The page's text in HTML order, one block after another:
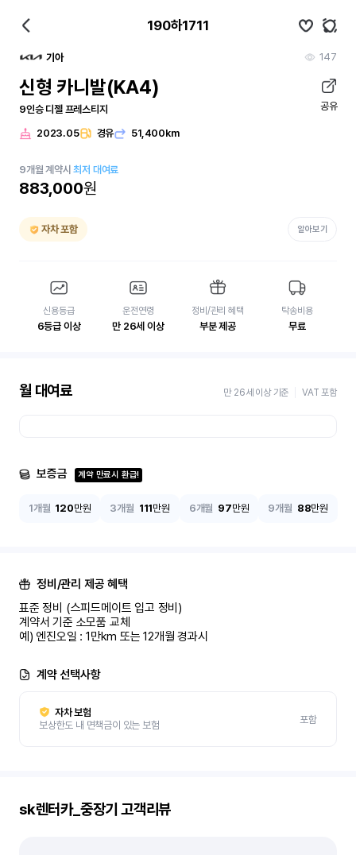
190하1711
기아 147
신형 카니발(KA4)
9인승 디젤 프레스티지 공유
2023.05 경유 51,400km
9개월 계약시최저 대여료
883,000원
자차 포함 알아보기
신용등급
6등급 이상
운전연령
만 26세 이상
정비/관리 혜택
부분 제공
탁송비용
무료
월 대여료 만 26세 이상 기준 VAT 포함
보증금 계약 만료시 환급!
1개월 120만원 3개월 111만원 6개월 97만원 9개월 88만원
정비/관리 제공 혜택
표준 정비 (스피드메이트 입고 정비)
계약서 기준 소모품 교체
예) 엔진오일 : 1만km 또는 12개월 경과시
계약 선택사항
자차 보험
보상한도 내 면책금이 있는 보험
포함
sk렌터카_중장기 고객리뷰